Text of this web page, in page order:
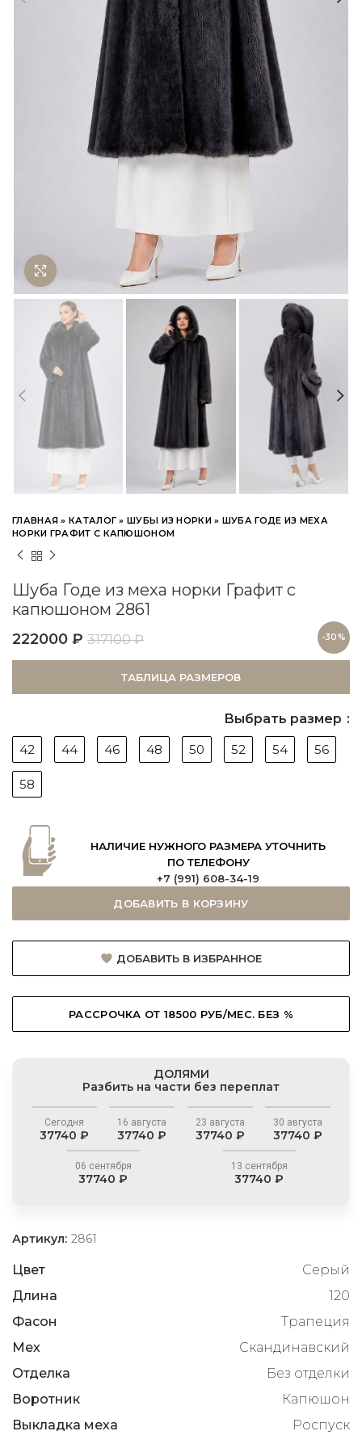
Нажмите чтобы увеличить
ГЛАВНАЯ »КАТАЛОГ »ШУБЫ ИЗ НОРКИ» ШУБА ГОДЕ ИЗ МЕХА
НОРКИ ГРАФИТ С КАПЮШОНОМ
Шуба Годе из меха норки Графит с
капюшоном 2861
222000 ₽ 317100₽ -30%
ТАБЛИЦА РАЗМЕРОВ
Выбрать размер
42
44 46 48 50 52 54 56
58
НАЛИЧИЕ НУЖНОГО РАЗМЕРА УТОЧНИТЬ
ПО ТЕЛЕФОНУ
+7 (991) 608-34-19
ДОБАВИТЬ В КОРЗИНУ
ДОБАВИТЬ В ИЗБРАННОЕ
РАССРОЧКА ОТ 18500 РУБ/МЕС. БЕЗ %
ДОЛЯМИ
Разбить на части без переплат
Сегодня
37740 ₽
16 августа
37740 ₽
23 августа
37740 ₽
30 августа
37740 ₽
06 сентября
37740 ₽
13 сентября
37740 ₽
Артикул: 2861
Цвет
Серый
Длина
120
Фасон
Трапеция
Мех
Скандинавский
Отделка
Без отделки
Воротник
Капюшон
Выкладка меха
Роспуск